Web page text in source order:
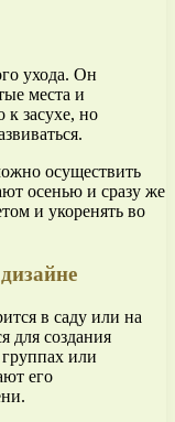
ухода. Он
места и
к засухе, но
осуществить
осенью и сразу же
и укоренять во
в саду или на
для создания
или
его